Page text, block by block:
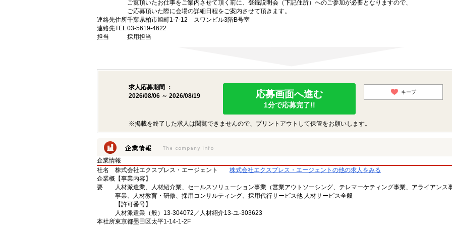
ご覧頂いたお仕事をご案内させて頂く前に、登録説明会（下記住所）へのご参加が必要となりますので、
ご応募頂いた際に会場の詳細日程をご案内させて頂きます。
連絡先住所千葉県柏市旭町1-7-12 スワンビル3階B号室
連絡先TEL03-5619-4622
担当
採用担当
求人応募期間 ：
2026/08/06 ～ 2026/08/19
応募画面へ進む
1分で応募完了!!
キープ
※掲載を終了した求人は閲覧できませんので、プリントアウトして保管をお願いします。
企業情報
社名
株式会社エクスプレス・エージェント
株式会社エクスプレス・エージェントの他の求人をみる
企業概
要
【事業内容】
人材派遣業、人材紹介業、セールスソリューション事業（営業アウトソーシング、テレマーケティング事業、アライアンス
事業、人材教育・研修、採用コンサルティング、採用代行サービス他 人材サービス全般
【許可番号】
人材派遣業（般）13-304072／人材紹介13-ユ-303623
本社所東京都墨田区太平1-14-1-2F